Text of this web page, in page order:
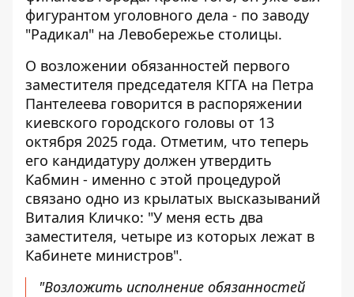
фигурантом уголовного дела - по заводу
"Радикал" на Левобережье столицы.
О возложении обязанностей первого
заместителя председателя КГГА на Петра
Пантелеева говорится в распоряжении
киевского городского головы от 13
октября 2025 года. Отметим, что теперь
его кандидатуру должен утвердить
Кабмин - именно с этой процедурой
связано одно из крылатых высказываний
Виталия Кличко: "У меня есть два
заместителя, четыре из которых лежат в
Кабинете министров".
"Возложить исполнение обязанностей